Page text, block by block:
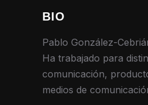
BIO
Pablo González-
Ha trabajado para
comunicación,
medios de